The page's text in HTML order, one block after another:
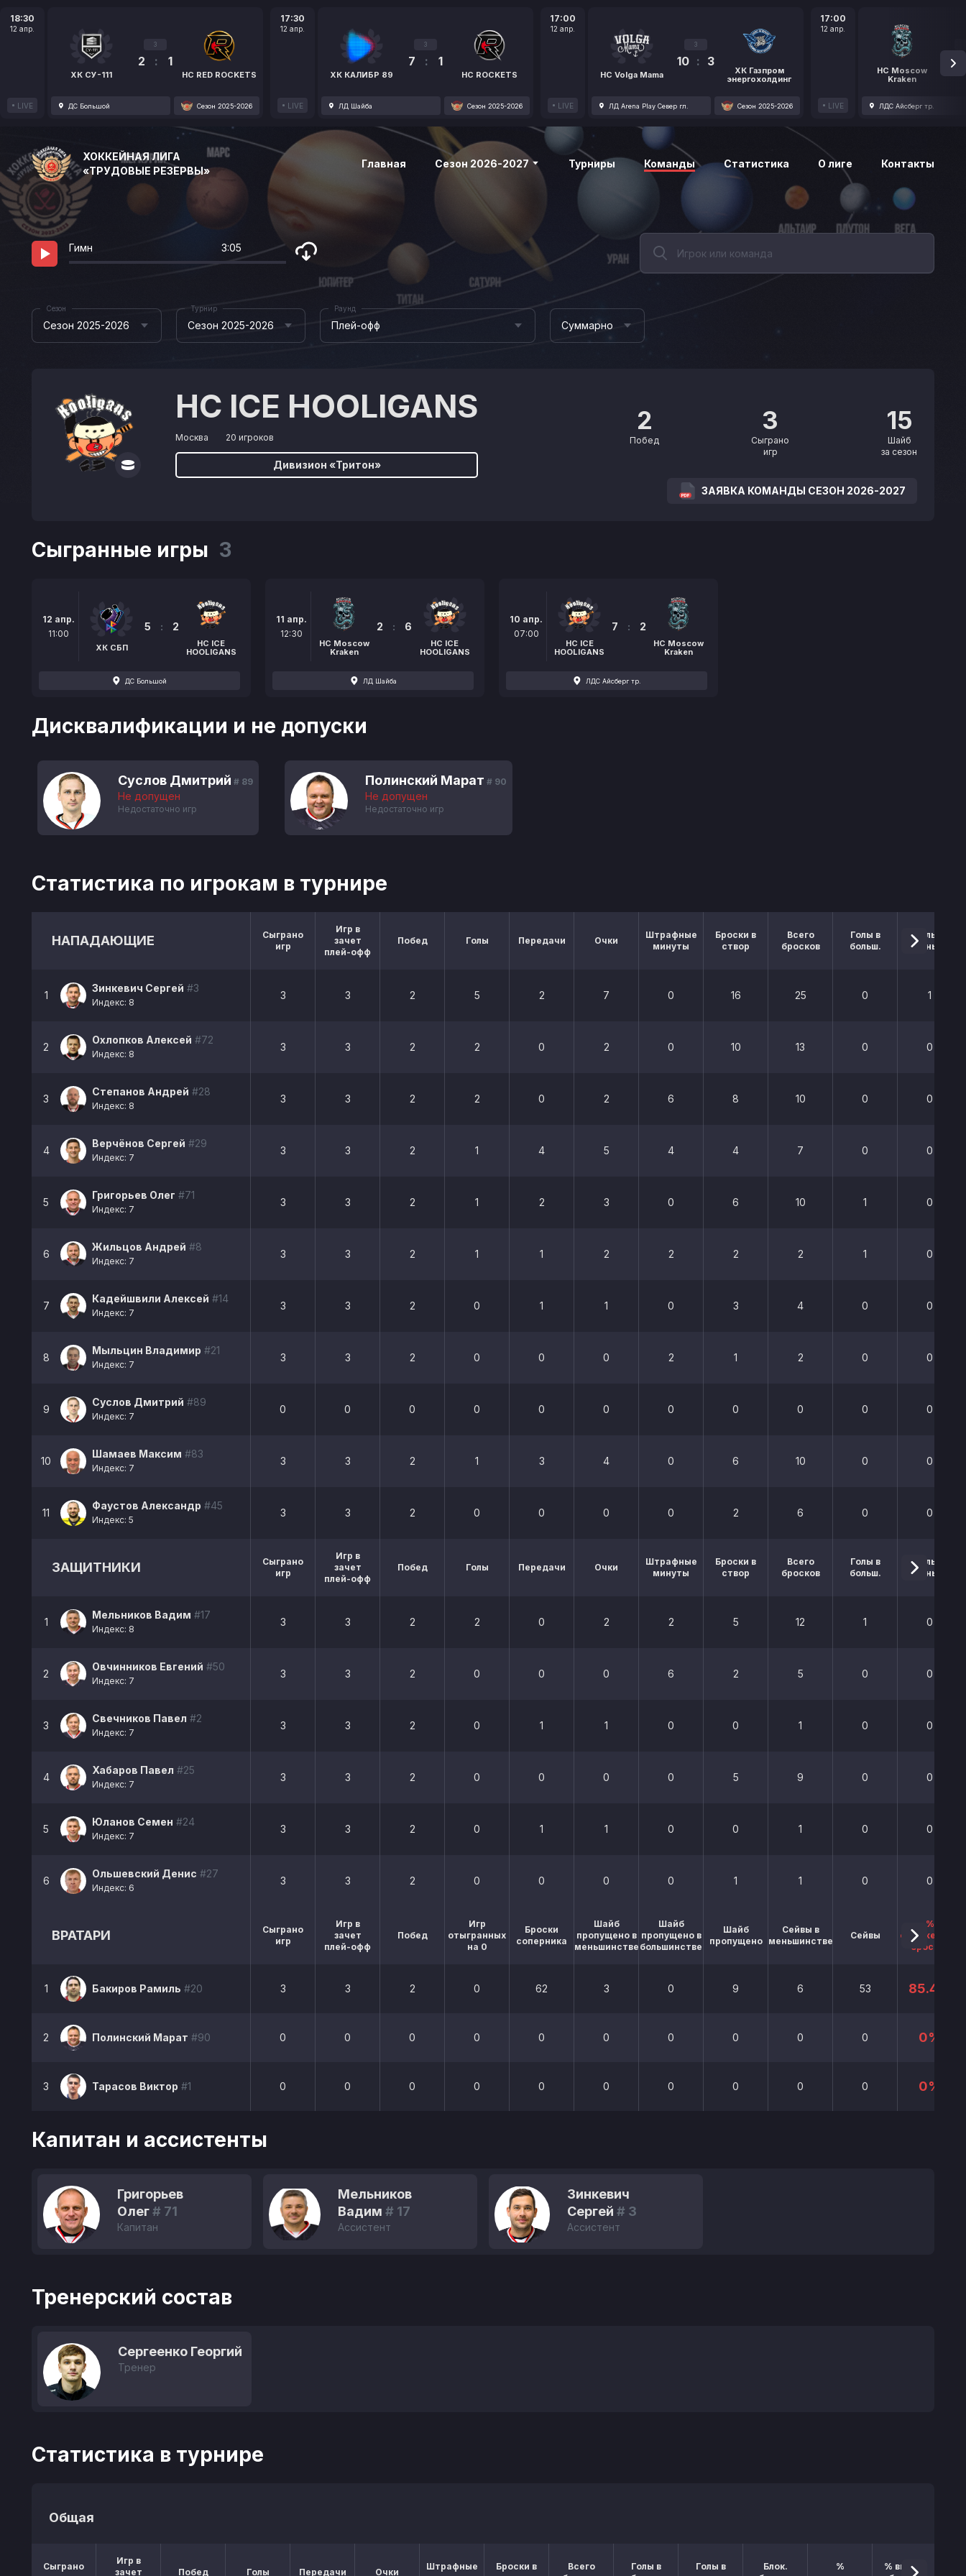
18:30
12 апр.
LIVE
ХК СУ-111
3
2 : 1
HC RED ROCKETS
ДС Большой Сезон 2025-2026
17:30
12 апр.
LIVE
ХК КАЛИБР 89
3
7 : 1
HC ROCKETS
ЛД Шайба Сезон 2025-2026
17:00
12 апр.
LIVE
HC Volga Mama
3
10 : 3
ХК Газпром
энергохолдинг
ЛД Arena Play Север гл. Сезон 2025-2026
17:00
12 апр.
LIVE
HC Moscow
Kraken
1
ЛДС Айсберг тр.
ХОККЕЙНАЯ ЛИГА
«ТРУДОВЫЕ РЕЗЕРВЫ»
Главная Сезон 2026-2027 Турниры Команды Статистика О лиге Контакты
Гимн 3:05
Сезон 2025-2026
Сезон
Сезон 2025-2026
Турнир
Плей-офф
Раунд
Суммарно
HC ICE HOOLIGANS
Москва 20 игроков
Дивизион «Тритон»
2
Побед
3
Сыграно
игр
15
Шайб
за сезон
ЗАЯВКА КОМАНДЫ СЕЗОН 2026-2027
Сыгранные игры 3
12 апр.
11:00
ХК СБП
5 : 2
HC ICE
HOOLIGANS
ДС Большой
11 апр.
12:30
HC Moscow
Kraken
2 : 6
HC ICE
HOOLIGANS
ЛД Шайба
10 апр.
07:00
HC ICE
HOOLIGANS
7 : 2
HC Moscow
Kraken
ЛДС Айсберг тр.
Дисквалификации и не допуски
Суслов Дмитрий # 89
Не допущен
Недостаточно игр
Полинский Марат # 90
Не допущен
Недостаточно игр
Статистика по игрокам в турнире
НАПАДАЮЩИЕ
Сыграно
игр
Игр в
зачет
плей-офф
Побед Голы Передачи Очки
Штрафные
минуты
Броски в
створ
Всего
бросков
Голы в
больш.
Голы в
меньш.
1
Зинкевич Сергей #3
Индекс: 8
3 3 2 5 2 7 0 16 25 0 1
2
Охлопков Алексей #72
Индекс: 8
3 3 2 2 0 2 0 10 13 0 0
3
Степанов Андрей #28
Индекс: 8
3 3 2 2 0 2 6 8 10 0 0
4
Верчёнов Сергей #29
Индекс: 7
3 3 2 1 4 5 4 4 7 0 0
5
Григорьев Олег #71
Индекс: 7
3 3 2 1 2 3 0 6 10 1 0
6
Жильцов Андрей #8
Индекс: 7
3 3 2 1 1 2 2 2 2 1 0
7
Кадейшвили Алексей #14
Индекс: 7
3 3 2 0 1 1 0 3 4 0 0
8
Мыльцин Владимир #21
Индекс: 7
3 3 2 0 0 0 2 1 2 0 0
9
Суслов Дмитрий #89
Индекс: 7
0 0 0 0 0 0 0 0 0 0 0
10
Шамаев Максим #83
Индекс: 7
3 3 2 1 3 4 0 6 10 0 0
11
Фаустов Александр #45
Индекс: 5
3 3 2 0 0 0 0 2 6 0 0
ЗАЩИТНИКИ
Сыграно
игр
Игр в
зачет
плей-офф
Побед Голы Передачи Очки
Штрафные
минуты
Броски в
створ
Всего
бросков
Голы в
больш.
Голы в
меньш.
1
Мельников Вадим #17
Индекс: 8
3 3 2 2 0 2 2 5 12 1 0
2
Овчинников Евгений #50
Индекс: 7
3 3 2 0 0 0 6 2 5 0 0
3
Свечников Павел #2
Индекс: 7
3 3 2 0 1 1 0 0 1 0 0
4
Хабаров Павел #25
Индекс: 7
3 3 2 0 0 0 0 5 9 0 0
5
Юланов Семен #24
Индекс: 7
3 3 2 0 1 1 0 0 1 0 0
6
Ольшевский Денис #27
Индекс: 6
3 3 2 0 0 0 0 1 1 0 0
ВРАТАРИ
Сыграно
игр
Игр в
зачет
плей-офф
Побед
Игр
отыгранных
на 0
Броски
соперника
Шайб
пропущено в
меньшинстве
Шайб
пропущено в
большинстве
Шайб
пропущено
Сейвы в
меньшинстве
Сейвы
%
отраженных
бросков
1 Бакиров Рамиль #20 3 3 2 0 62 3 0 9 6 53 85.4%
2 Полинский Марат #90 0 0 0 0 0 0 0 0 0 0 0%
3 Тарасов Виктор #1 0 0 0 0 0 0 0 0 0 0 0%
Капитан и ассистенты
Григорьев
Олег# 71
Капитан
Мельников
Вадим # 17
Ассистент
Зинкевич
Сергей # 3
Ассистент
Тренерский состав
Сергеенко Георгий
Тренер
Статистика в турнире
Общая
Сыграно
Игр в
зачет
Побед Голы Передачи Очки
Штрафные
Броски в
Всего
Голы в
Голы в
Блок.
%
% выигр.